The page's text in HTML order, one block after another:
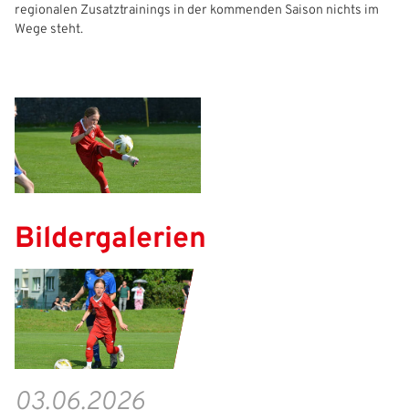
regionalen Zusatztrainings in der kommenden Saison nichts im
Wege steht.
Bildergalerien
03.06.2026
Aktuelle Seite als Lesezeichen speichern
Benutzeranmeldung
Anmelden
Benutzername: